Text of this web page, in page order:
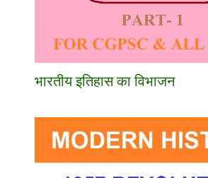
भारतीय इतिहास का विभाजन